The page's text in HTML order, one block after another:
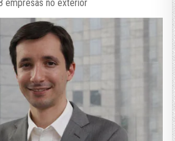
empresas no exterior